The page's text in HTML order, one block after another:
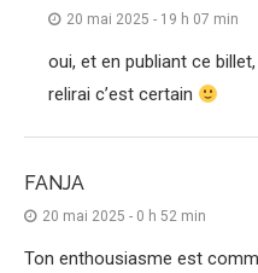
20 mai 2025 - 19 h 07 min
oui, et en publiant ce
relirai c’est certain
FANJA
20 mai 2025 - 0 h 52 min
Ton enthousiasme est